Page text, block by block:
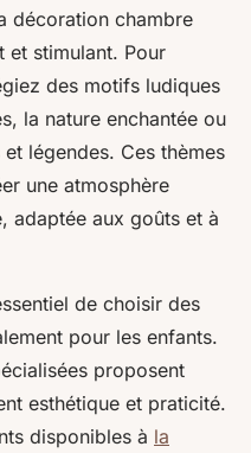
décoration chambre
et stimulant. Pour
des motifs ludiques
la nature enchantée ou
légendes. Ces thèmes
une atmosphère
adaptée aux goûts et à
de choisir des
pour les enfants.
proposent
esthétique et praticité.
disponibles à la